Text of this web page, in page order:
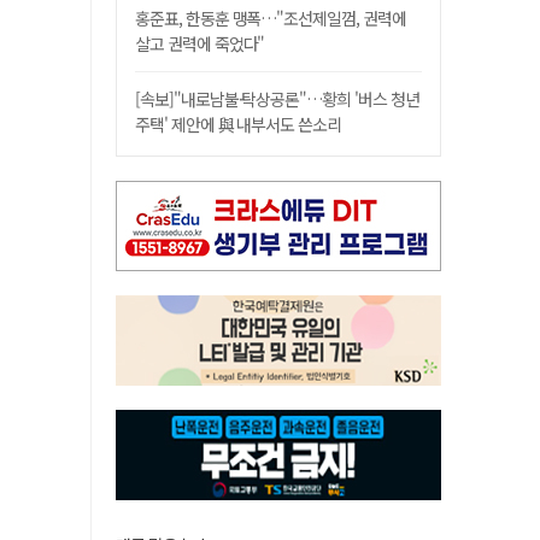
홍준표, 한동훈 맹폭…"조선제일껌, 권력에
살고 권력에 죽었다"
[속보]"내로남불·탁상공론"…황희 '버스 청년
주택' 제안에 與 내부서도 쓴소리